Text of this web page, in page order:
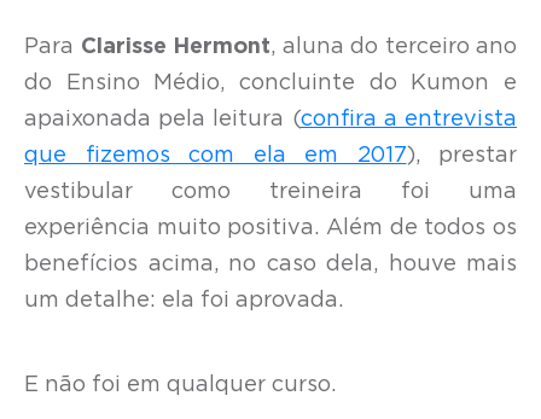
Para Clarisse Hermont, aluna do terceiro ano
do Ensino Médio, concluinte do Kumon e
apaixonada pela leitura (confira a entrevista
que fizemos com ela em 2017), prestar
vestibular como treineira foi uma
experiência muito positiva. Além de todos os
benefícios acima, no caso dela, houve mais
um detalhe: ela foi aprovada.
E não foi em qualquer curso.